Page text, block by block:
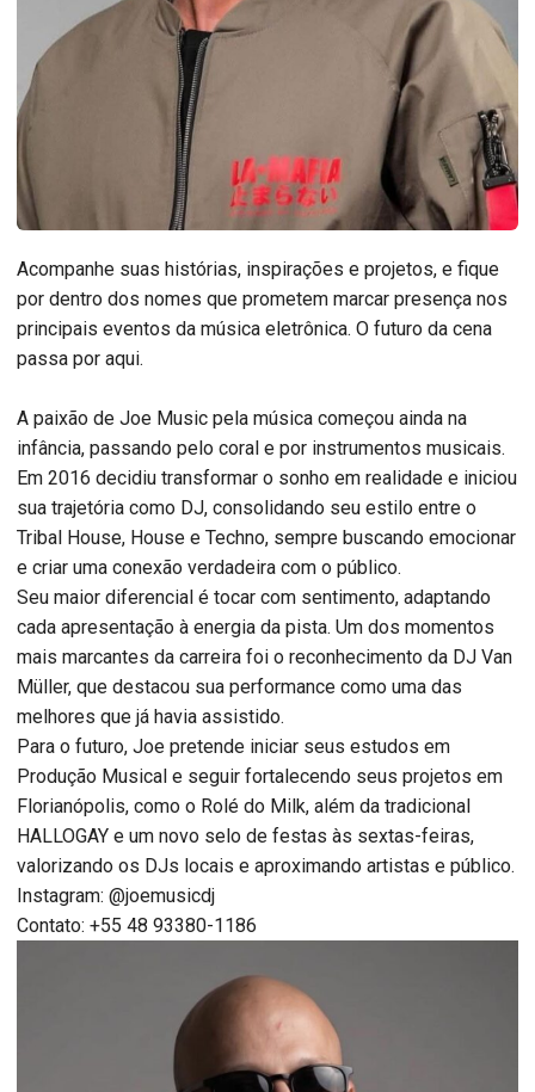
Acompanhe suas histórias, inspirações e projetos, e fique
por dentro dos nomes que prometem marcar presença nos
principais eventos da música eletrônica. O futuro da cena
passa por aqui.
A paixão de Joe Music pela música começou ainda na
infância, passando pelo coral e por instrumentos musicais.
Em 2016 decidiu transformar o sonho em realidade e iniciou
sua trajetória como DJ, consolidando seu estilo entre o
Tribal House, House e Techno, sempre buscando emocionar
e criar uma conexão verdadeira com o público.
Seu maior diferencial é tocar com sentimento, adaptando
cada apresentação à energia da pista. Um dos momentos
mais marcantes da carreira foi o reconhecimento da DJ Van
Müller, que destacou sua performance como uma das
melhores que já havia assistido.
Para o futuro, Joe pretende iniciar seus estudos em
Produção Musical e seguir fortalecendo seus projetos em
Florianópolis, como o Rolé do Milk, além da tradicional
HALLOGAY e um novo selo de festas às sextas-feiras,
valorizando os DJs locais e aproximando artistas e público.
Instagram: @joemusicdj
Contato: +55 48 93380-1186